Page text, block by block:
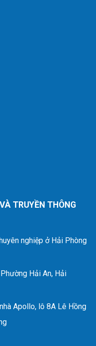
TRUYỀN THÔNG
nghiệp ở Hải Phòng
Hải An, Hải
Apollo, lô 8A Lê Hồng